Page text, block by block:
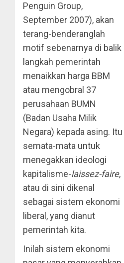
Penguin Group,
September 2007), akan
terang-benderanglah
motif sebenarnya di balik
langkah pemerintah
menaikkan harga BBM
atau mengobral 37
perusahaan BUMN
(Badan Usaha Milik
Negara) kepada asing. Itu
semata-mata untuk
menegakkan ideologi
kapitalisme-laissez-faire,
atau di sini dikenal
sebagai sistem ekonomi
liberal, yang dianut
pemerintah kita.
Inilah sistem ekonomi